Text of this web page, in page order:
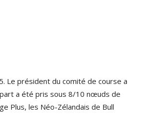
Le président du comité de course a
a été pris sous 8/10 nœuds de
Plus, les Néo-Zélandais de Bull